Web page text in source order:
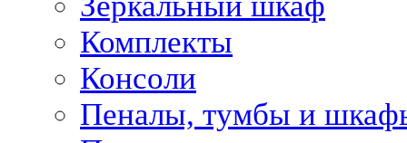
Комплекты
Консоли
Пеналы, тумбы и